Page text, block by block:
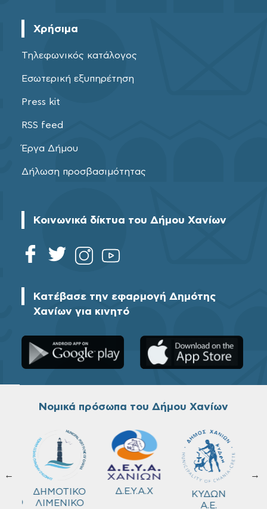
Χρήσιμα
Τηλεφωνικός κατάλογος
Εσωτερική εξυπηρέτηση
Press kit
RSS feed
Έργα Δήμου
Δήλωση προσβασιμότητας
Κοινωνικά δίκτυα του Δήμου Χανίων
Κατέβασε την εφαρμογή Δημότης
Χανίων για κινητό
Νομικά πρόσωπα του Δήμου Χανίων
←
ΔΗΜΟΤΙΚΟ
ΛΙΜΕΝΙΚΟ
Δ.Ε.Υ.Α.Χ
ΚΥΔΩΝ
Α.Ε.
→